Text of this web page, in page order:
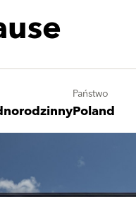
Państwo
Poland